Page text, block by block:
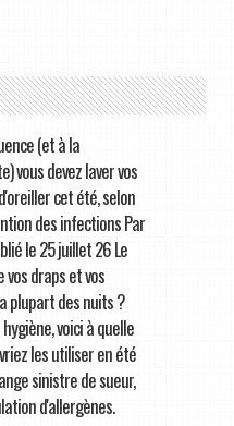
(et à la
vous devez laver vos
cet été, selon
des infections Par
le 25 juillet 26 Le
draps et vos
plupart des nuits ?
voici à quelle
les utiliser en été
sinistre de sueur,
d'allergènes.